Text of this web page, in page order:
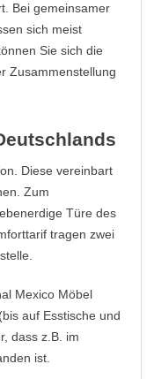
Bei gemeinsamer
sich meist
Sie sich die
Zusammenstellung
Diese vereinbart
Zum
Türe des
tragen zwei
Mexico Möbel
auf Esstische und
dass z.B. im
ist.